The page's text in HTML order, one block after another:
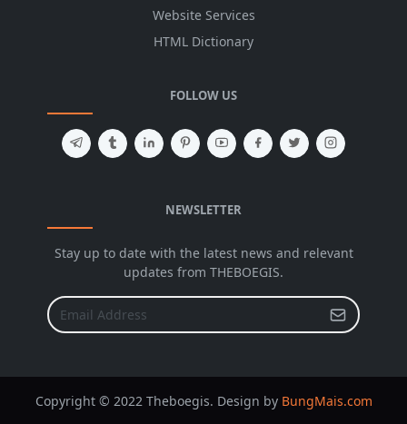
Website Services
HTML Dictionary
FOLLOW US
NEWSLETTER
Stay up to date with the latest news and relevant
updates from THEBOEGIS.
Copyright © 2022 Theboegis. Design by BungMais.com